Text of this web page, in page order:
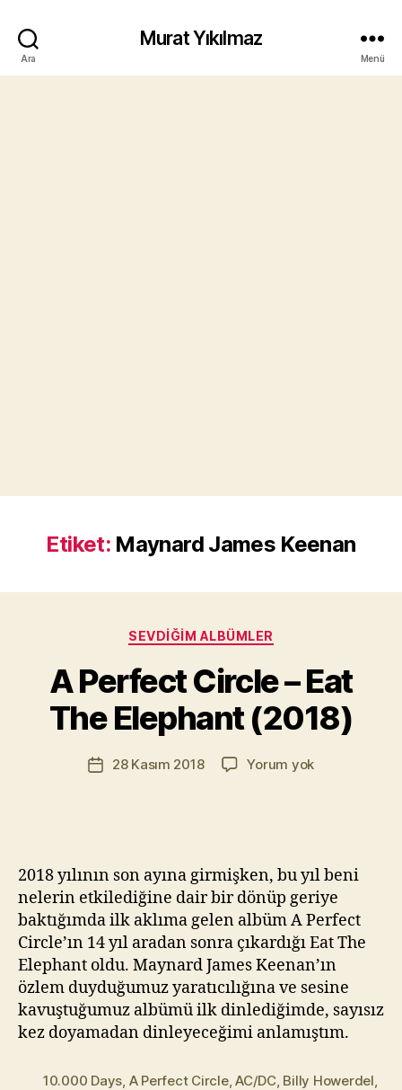
Ara
Murat Yıkılmaz
Menü
Etiket: Maynard James Keenan
Kategoriler
SEVDIĞIM ALBÜMLER
A Perfect Circle – Eat
The Elephant (2018)
Yazının
yazarı
z
r
M
u
a
a
z
Yazı28 Kasım 2018 Yorum yokA
Elephant
(2018)
2018 yılının son ayına girmişken, bu yıl beni
nelerin etkilediğine dair bir dönüp geriye
baktığımda ilk aklıma gelen albüm A Perfect
Circle’ın 14 yıl aradan sonra çıkardığı Eat The
Elephant oldu. Maynard James Keenan’ın
özlem duyduğumuz yaratıcılığına ve sesine
kavuştuğumuz albümü ilk dinlediğimde, sayısız
kez doyamadan dinleyeceğimi anlamıştım.
10.000 Days A Perfect Circle,AC/DC, Billy Howerdel